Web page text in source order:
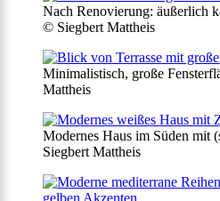
Nach Renovierung: äußerlich
© Siegbert Mattheis
Minimalistisch, große
Mattheis
Modernes Haus im Süden mit
Siegbert Mattheis